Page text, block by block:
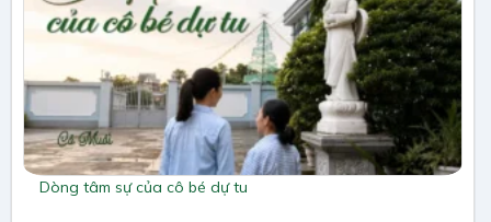
Dòng tâm sự của cô bé dự tu